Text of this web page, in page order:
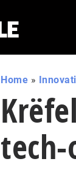
Home »